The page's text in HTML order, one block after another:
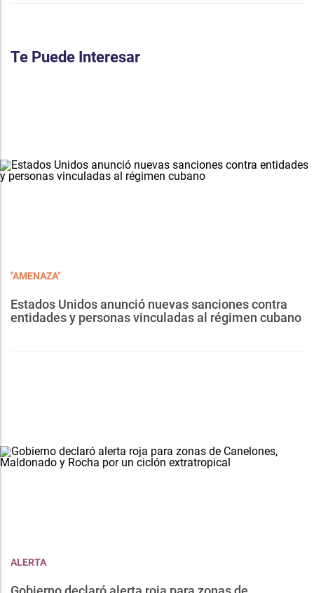
Te Puede Interesar
"AMENAZA"
Estados Unidos anunció nuevas sanciones contra
entidades y personas vinculadas al régimen cubano
ALERTA